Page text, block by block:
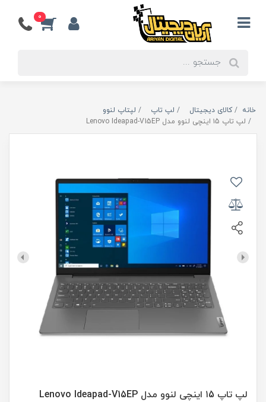
0
خانه کالای دیجیتال لپ تاپ
لپتاپ لنوو
لپ تاپ ۱5 اینچی لنوو مدل Lenovo Ideapad-V15EP
لپ تاپ ۱5 اینچی لنوو مدل Lenovo Ideapad-V15EP